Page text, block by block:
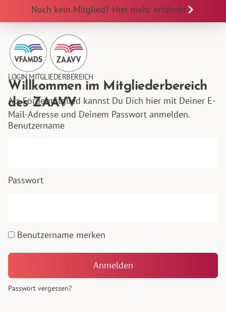
Noch kein Mitglied? Hier mehr erfahren
LOGIN MITGLIEDERBEREICH
Willkommen im Mitgliederbereich
des ZAAVV
Als Fördermitglied kannst Du Dich hier mit Deiner E-
Mail-Adresse und Deinem Passwort anmelden.
Benutzername
Passwort
Benutzername merken
Anmelden
Passwort vergessen?